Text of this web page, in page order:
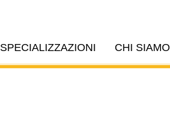
SPECIALIZZAZIONI CHI SIAMO